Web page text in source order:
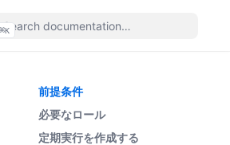
in a new tab)
⌘K
前提条件
必要なロール
定期実行を作成する